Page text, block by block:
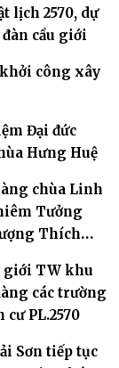
lịch 2570, dự
cầu giới
công xây
Đại đức
Hưng Huệ
chùa Linh
Tưởng
Thích
giới TW khu
các trường
PL.2570
Sơn tiếp tục